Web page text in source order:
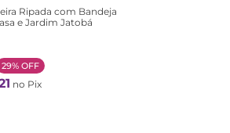
Ripada com Bandeja
e Jardim Jatobá
29% OFF
no Pix